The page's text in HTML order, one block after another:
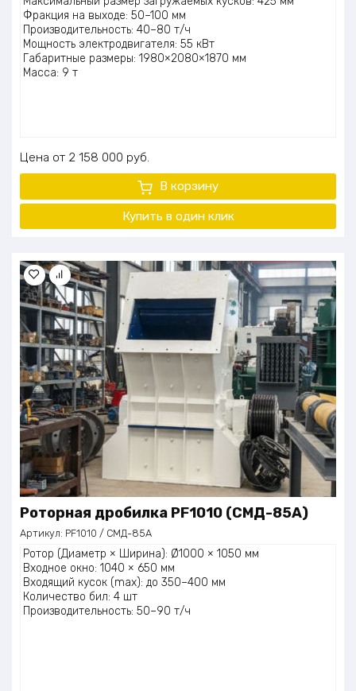
Фракция на выходе: 50–100 мм
Производительность: 40–80 т/ч
Мощность электродвигателя: 55 кВт
Габаритные размеры: 1980×2080×1870 мм
Масса: 9 т
Цена 2 158 000 руб.
В корзину
Купить в один клик
Роторная дробилка PF1010 (СМД-85А)
Артикул: PF1010 / СМД-85А
Ротор (Диаметр × Ширина): Ø1000 × 1050 мм
Входное окно: 1040 × 650 мм
Входящий кусок (max): до 350–400 мм
Количество бил: 4 шт
Производительность: 50–90 т/ч